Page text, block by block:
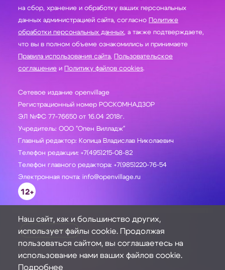
на сбор, хранение и обработку ваших персональных
данных администрацией сайта, согласно Политике
обработки персональных данных, а также подтверждаете,
что вы в полном объеме ознакомились и принимаете
Правила использования сайта, Пользовательское
соглашение и Политику файлов cookies.
Сетевое издание openvillage
Регистрационный номер РОСКОМНАДЗОР
ЭЛ №ФС 77-76650 от 16.04 2018г.
Учредитель: ООО "Опен Вилладж"
Главный редактор: Копица Владислав Николаевич
Телефон редакции: +7(495)215-08-82
Телефон главного редактора: +7(985)220-76-54
Электронная почта: info@openvillage.ru
12+
ЗАДАТЬ ВОПРОС
Наш сайт, как и большинство других,
использует файлы cookie. Продолжая
пользоваться сайтом, вы соглашаетесь на
использование нами ваших файлов cookie.
Подробнее